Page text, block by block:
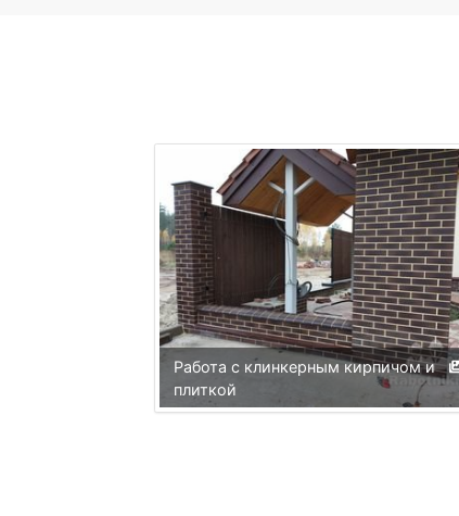
Работа с клинкерным кирпичом и
плиткой